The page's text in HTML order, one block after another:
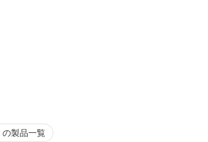
の製品一覧